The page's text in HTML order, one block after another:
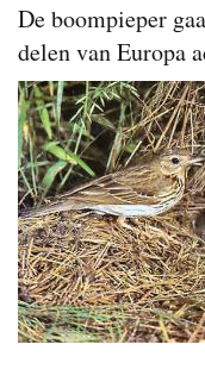
De boompieper
delen van Europa